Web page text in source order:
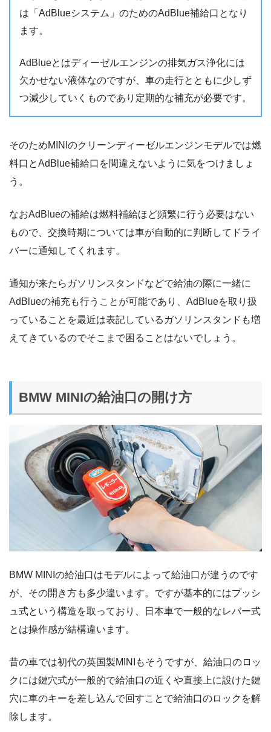
は「AdBlueシステム」のためのAdBlue補給口となり
ます。
AdBlueとはディーゼルエンジンの排気ガス浄化には
欠かせない液体なのですが、車の走行とともに少しず
つ減少していくものであり定期的な補充が必要です。
そのためMINIのクリーンディーゼルエンジンモデルでは燃
料口とAdBlue補給口を間違えないように気をつけましょ
う。
なおAdBlueの補給は燃料補給ほど頻繁に行う必要はない
もので、交換時期については車が自動的に判断してドライ
バーに通知してくれます。
通知が来たらガソリンスタンドなどで給油の際に一緒に
AdBlueの補充も行うことが可能であり、AdBlueを取り扱
っていることを最近は表記しているガソリンスタンドも増
えてきているのでそこまで困ることはないでしょう。
BMW MINIの給油口の開け方
BMW MINIの給油口はモデルによって給油口が違うのです
が、その開き方も多少違います。ですが基本的にはプッシ
ュ式という構造を取っており、日本車で一般的なレバー式
とは操作感が結構違います。
昔の車では初代の英国製MINIもそうですが、給油口のロッ
クには鍵穴式が一般的で給油口の近くや直接上に設けた鍵
穴に車のキーを差し込んで回すことで給油口のロックを解
除します。